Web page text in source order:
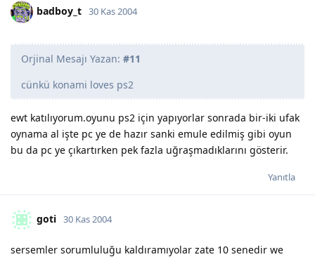
badboy_t 30 Kas 2004
Orjinal Mesajı Yazan: #11
cünkü konami loves ps2
ewt katılıyorum.oyunu ps2 için yapıyorlar sonrada bir-iki ufak
oynama al işte pc ye de hazır sanki emule edilmiş gibi oyun
bu da pc ye çıkartırken pek fazla uğraşmadıklarını gösterir.
Yanıtla
goti 30 Kas 2004
sersemler sorumluluğu kaldıramıyolar zate 10 senedir we